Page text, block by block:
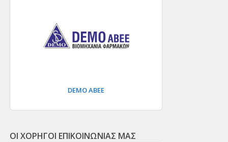
DEMO ΑΒΕΕ
ΟΙ ΧΟΡΗΓΟΙ ΕΠΙΚΟΙΝΩΝΙΑΣ ΜΑΣ